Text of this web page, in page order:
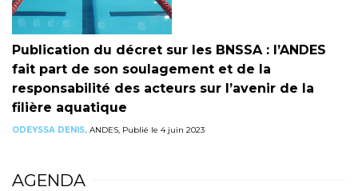
Publication du décret sur les BNSSA : l’ANDES
fait part de son soulagement et de la
responsabilité des acteurs sur l’avenir de la
filière aquatique
ODEYSSA DENIS, ANDES, Publié le 4 juin 2023
AGENDA